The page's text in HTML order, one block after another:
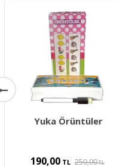
Yuka Örüntüler
190,00 TL 250,00TL